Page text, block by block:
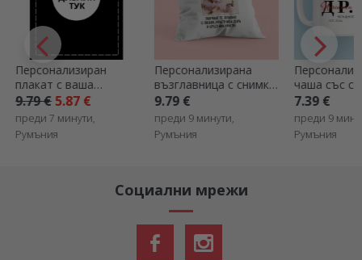
Персонализиран
плакат с ваша
собствена графика
9.79 €5.87 €
преди 7 минути,
Румъния
Персонализирана
възглавница с снимка
и текст - Честит
рожден ден
9.79 €
преди 9 минути,
Румъния
чаша със
текст –
7.39 €
преди 9
Румъния
Социални мрежи